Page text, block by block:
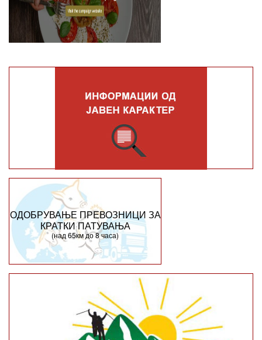
ОДОБРУВАЊЕ ПРЕВОЗНИЦИ ЗА
КРАТКИ ПАТУВАЊА
(над 65км до 8 часа)